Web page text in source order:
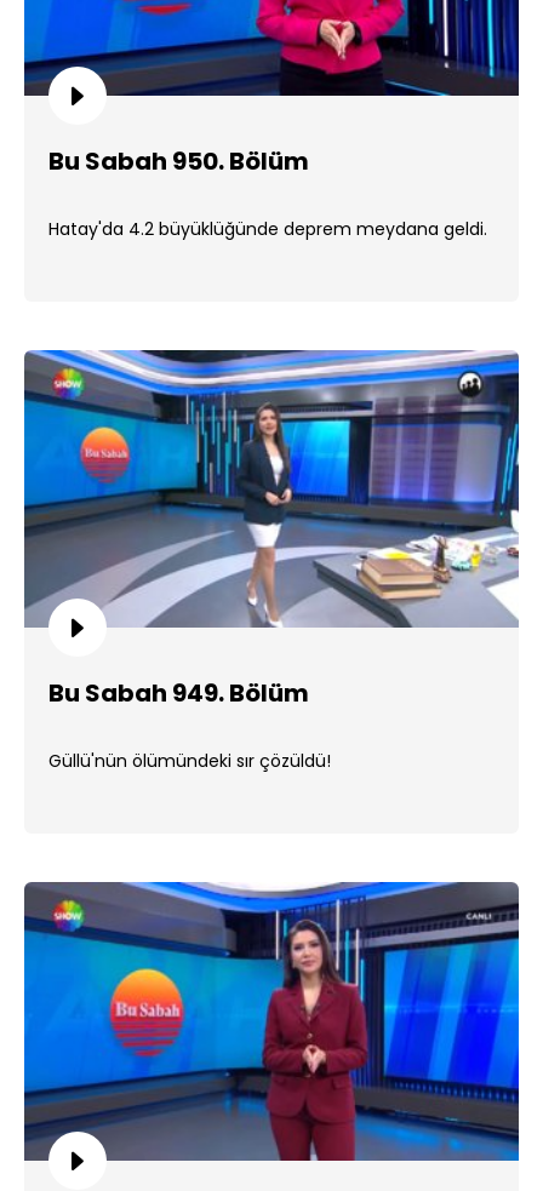
Bu Sabah 950. Bölüm
Hatay'da 4.2 büyüklüğünde deprem meydana geldi.
Bu Sabah 949. Bölüm
Güllü'nün ölümündeki sır çözüldü!